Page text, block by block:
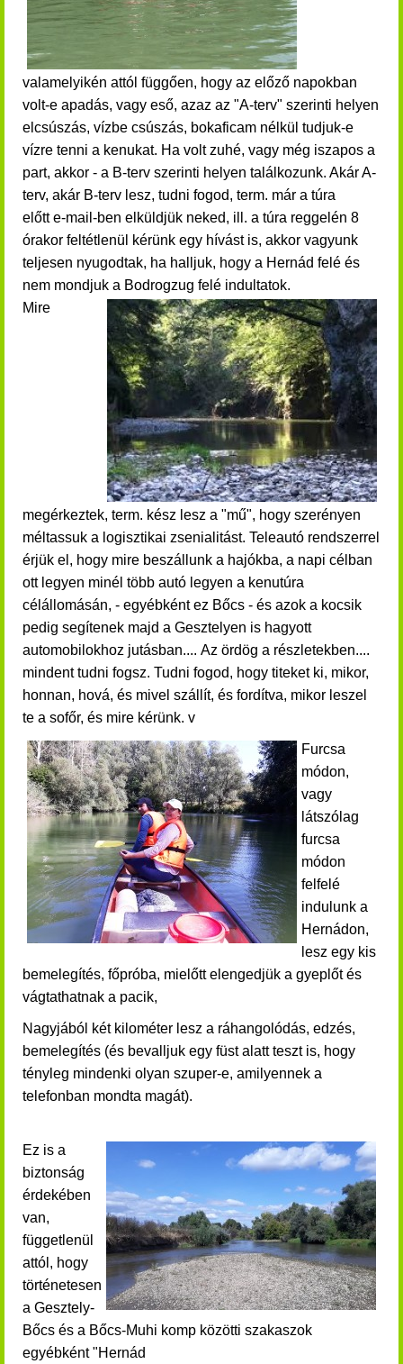
valamelyikén attól függően, hogy az előző napokban
volt-e apadás, vagy eső, azaz az "A-terv" szerinti helyen
elcsúszás, vízbe csúszás, bokaficam nélkül tudjuk-e
vízre tenni a kenukat. Ha volt zuhé, vagy még iszapos a
part, akkor - a B-terv szerinti helyen találkozunk. Akár A-
terv, akár B-terv lesz, tudni fogod, term. már a túra
előtt e-mail-ben elküldjük neked, ill. a túra reggelén 8
órakor feltétlenül kérünk egy hívást is, akkor vagyunk
teljesen nyugodtak, ha halljuk, hogy a Hernád felé és
nem mondjuk a Bodrogzug felé indultatok.
Mire
megérkeztek, term. kész lesz a "mű", hogy szerényen
méltassuk a logisztikai zsenialitást. Teleautó rendszerrel
érjük el, hogy mire beszállunk a hajókba, a napi célban
ott legyen minél több autó legyen a kenutúra
célállomásán, - egyébként ez Bőcs - és azok a kocsik
pedig segítenek majd a Gesztelyen is hagyott
automobilokhoz jutásban.... Az ördög a részletekben....
mindent tudni fogsz. Tudni fogod, hogy titeket ki, mikor,
honnan, hová, és mivel szállít, és fordítva, mikor leszel
te a sofőr, és mire kérünk. v
Furcsa
módon,
vagy
látszólag
furcsa
módon
felfelé
indulunk a
Hernádon,
lesz egy kis
bemelegítés, főpróba, mielőtt elengedjük a gyeplőt és
vágtathatnak a pacik,
Nagyjából két kilométer lesz a ráhangolódás, edzés,
bemelegítés (és bevalljuk egy füst alatt teszt is, hogy
tényleg mindenki olyan szuper-e, amilyennek a
telefonban mondta magát).
Ez is a
biztonság
érdekében
van,
függetlenül
attól, hogy
történetesen
a Gesztely-
Bőcs és a Bőcs-Muhi komp közötti szakaszok
egyébként "Hernád